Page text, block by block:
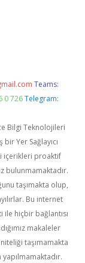
Teams:
0 726 Telegram:
Bilgi Teknolojileri
Yer Sağlayıcı
içerikleri proaktif
bulunmamaktadır.
taşımakta olup,
Bu internet
hiçbir bağlantısı
makaleler
taşımamakta